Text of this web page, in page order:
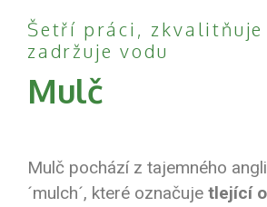
Šetří práci, zkvalitňuje
zadržuje vodu
Mulč
Mulč pochází z tajemného
´mulch´, které označuje tlející